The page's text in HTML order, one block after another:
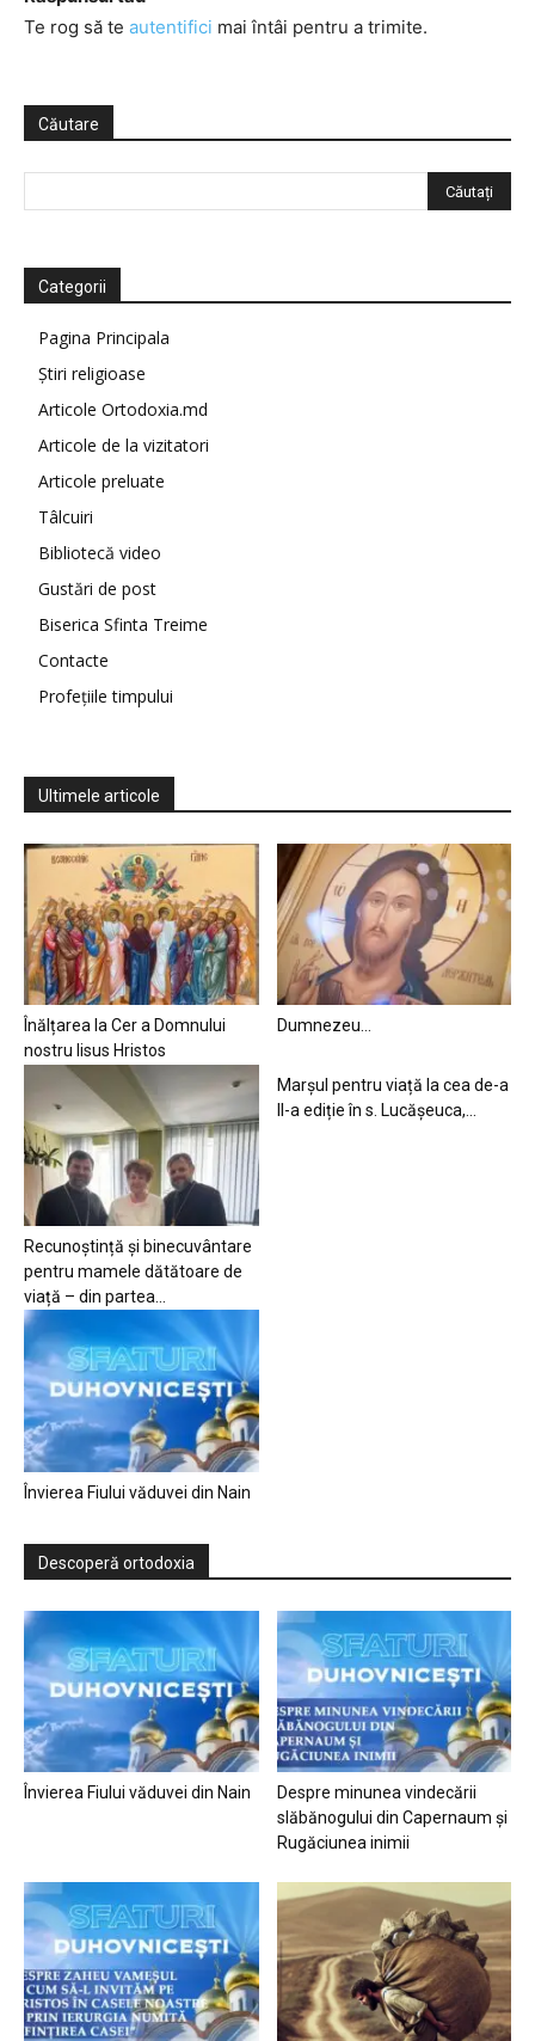
Te rog să te autentifici mai întâi pentru a trimite.
Căutare
Categorii
Pagina Principala
Știri religioase
Articole Ortodoxia.md
Articole de la vizitatori
Articole preluate
Tâlcuiri
Bibliotecă video
Gustări de post
Biserica Sfinta Treime
Contacte
Profețiile timpului
Ultimele articole
Înălțarea la Cer a Domnului
nostru Iisus Hristos
Dumnezeu…
Recunoștință și binecuvântare
pentru mamele dătătoare de
viață – din partea...
Marșul pentru viață la cea de-a
II-a ediție în s. Lucășeuca,...
Învierea Fiului văduvei din Nain
Descoperă ortodoxia
Învierea Fiului văduvei din Nain
Despre minunea vindecării
slăbănogului din Capernaum și
Rugăciunea inimii